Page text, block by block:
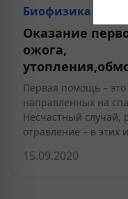
Биофизика
Оказание
ожога,
Первая помощь –
направленных на
Несчастный случай,
отравление – в этих
15.09.2020